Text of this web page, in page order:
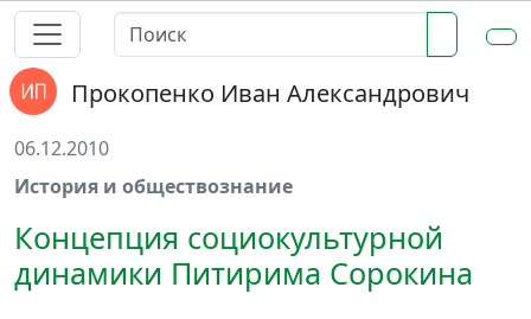
Прокопенко Иван Александрович
06.12.2010
История и обществознание
Концепция социокультурной
динамики Питирима Сорокина